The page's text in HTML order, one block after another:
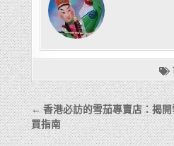
文
章
← 香港必訪的雪茄專賣店：揭開
買指南